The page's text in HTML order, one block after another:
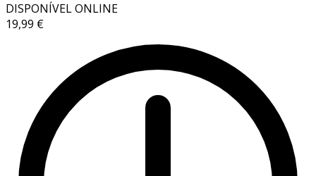
DISPONÍVEL ONLINE
19,99 €